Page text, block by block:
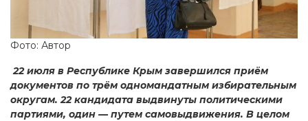
Фото: Автор
22 июля в Республике Крым завершился приём
документов по трём одномандатным избирательным
округам. 22 кандидата выдвинуты политическими
партиями, один — путем самовыдвижения. В целом